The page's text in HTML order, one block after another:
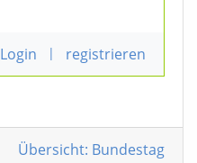
Login | registrieren
Übersicht: Bundestag